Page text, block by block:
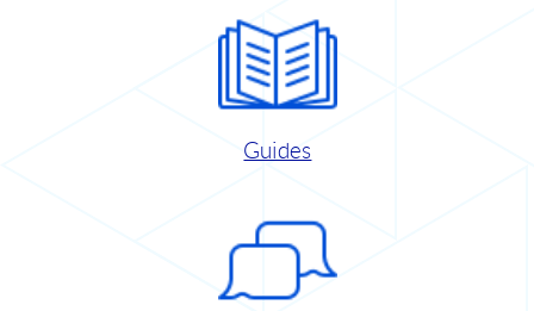
Guides